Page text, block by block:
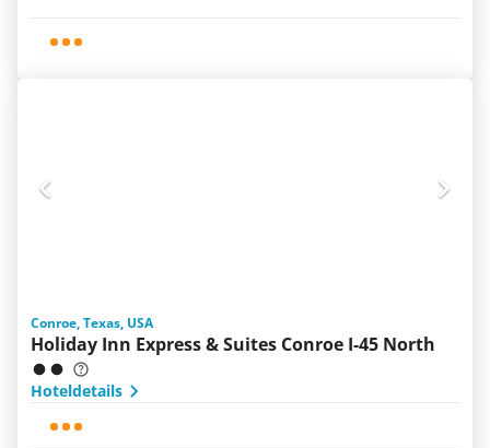
Conroe, Texas, USA
Holiday Inn Express & Suites Conroe I-45 North
Hoteldetails